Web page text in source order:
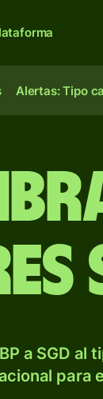
Alertas: Tipo
a SGD al
para